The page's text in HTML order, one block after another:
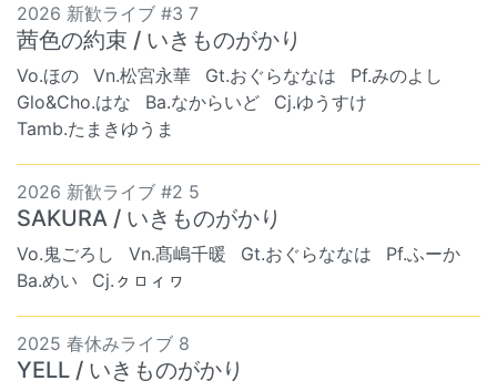
2026 新歓ライブ #3 7
茜色の約束 / いきものがかり
Vo.ほの Vn.松宮永華 Gt.おぐらななは
Pf.みのよし
Glo&Cho.はな
Ba.なからいど
Cj.ゆうすけ
Tamb.たまきゆうま
2026 新歓ライブ #2 5
SAKURA / いきものがかり
Vo.鬼ごろし Vn.髙嶋千暖 Gt.おぐらななは
Pf.ふーか
Ba.めい
Cj.ㇰㇿィヮ
2025 春休みライブ 8
YELL / いきものがかり